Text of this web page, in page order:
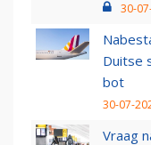
30-
Duitse
bot
30-07-
Vraag